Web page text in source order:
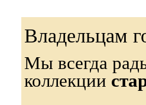
Владельцам
Мы всегда
коллекции